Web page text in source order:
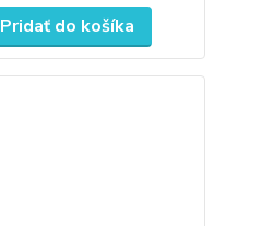
Pridať do košíka